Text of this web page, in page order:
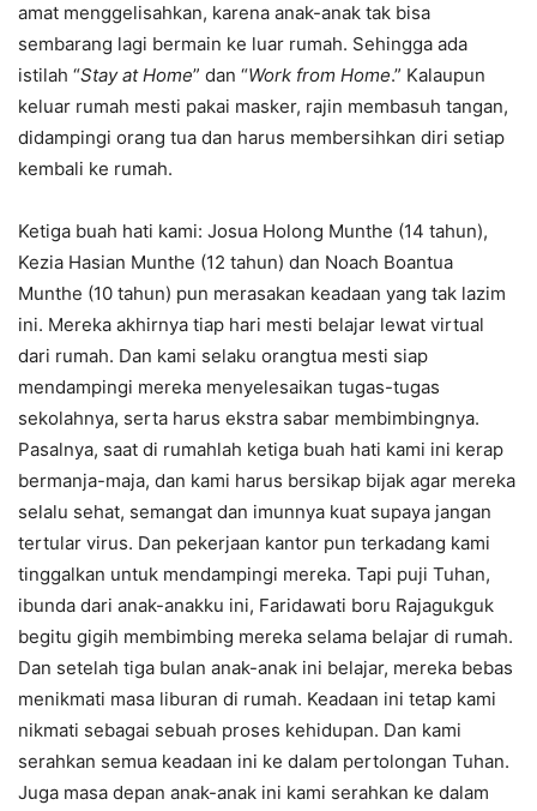
amat menggelisahkan, karena anak-anak tak bisa
sembarang lagi bermain ke luar rumah. Sehingga ada
istilah “Stay at Home” dan “Work from Home.” Kalaupun
keluar rumah mesti pakai masker, rajin membasuh tangan,
didampingi orang tua dan harus membersihkan diri setiap
kembali ke rumah.
Ketiga buah hati kami: Josua Holong Munthe (14 tahun),
Kezia Hasian Munthe (12 tahun) dan Noach Boantua
Munthe (10 tahun) pun merasakan keadaan yang tak lazim
ini. Mereka akhirnya tiap hari mesti belajar lewat virtual
dari rumah. Dan kami selaku orangtua mesti siap
mendampingi mereka menyelesaikan tugas-tugas
sekolahnya, serta harus ekstra sabar membimbingnya.
Pasalnya, saat di rumahlah ketiga buah hati kami ini kerap
bermanja-maja, dan kami harus bersikap bijak agar mereka
selalu sehat, semangat dan imunnya kuat supaya jangan
tertular virus. Dan pekerjaan kantor pun terkadang kami
tinggalkan untuk mendampingi mereka. Tapi puji Tuhan,
ibunda dari anak-anakku ini, Faridawati boru Rajagukguk
begitu gigih membimbing mereka selama belajar di rumah.
Dan setelah tiga bulan anak-anak ini belajar, mereka bebas
menikmati masa liburan di rumah. Keadaan ini tetap kami
nikmati sebagai sebuah proses kehidupan. Dan kami
serahkan semua keadaan ini ke dalam pertolongan Tuhan.
Juga masa depan anak-anak ini kami serahkan ke dalam